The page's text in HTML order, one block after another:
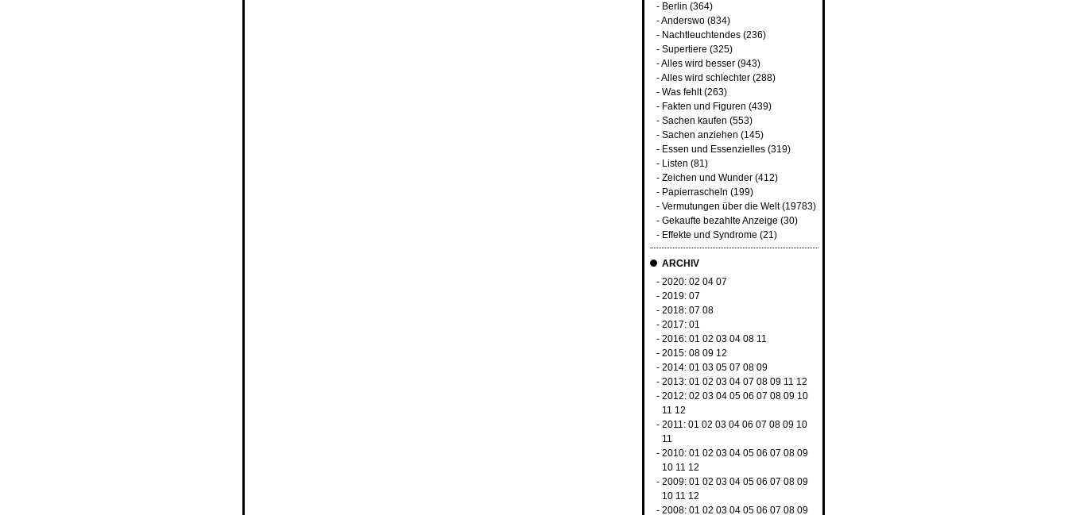
- Berlin (364)
-Anderswo(834)
- Nachtleuchtendes(236)
- Supertiere (325)
-Alles wird besser(943)
-Alles wird schlechter(288)
- Was fehlt(263)
- Fakten und Figuren (439)
- Sachen kaufen (553)
- Sachen anziehen (145)
- Essen und Essenzielles(319)
- Listen (81)
- Zeichen und Wunder(412)
- Papierrascheln (199)
- Vermutungen über die Welt(19783)
- Gekaufte bezahlte Anzeige (30)
- Effekte und Syndrome (21)
ARCHIV
- 2020: 02 04 07
- 2019: 07
- 2018: 07 08
- 2017: 01
- 2016: 01 02 03 04 08 11
- 2015: 08 09 12
- 2014: 01 03 05 07 08 09
- 2013: 01 02 03 04 07 08 09 11 12
- 2012: 02 03 04 05 06 07 08 09 10
11 12
- 2011: 01 02 03 04 06 07 08 09 10
11
- 2010: 01 02 03 04 05 06 07 08 09
10 11 12
- 2009: 01 02 03 04 05 06 07 08 09
10 11 12
- 2008: 01 02 03 04 05 06 07 08 09